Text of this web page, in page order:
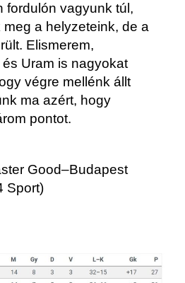
fordulón vagyunk túl,
a helyzeteink, de a
Elismerem,
Uram is nagyokat
végre mellénk állt
ma azért, hogy
pontot.
Good–Budapest
Sport)